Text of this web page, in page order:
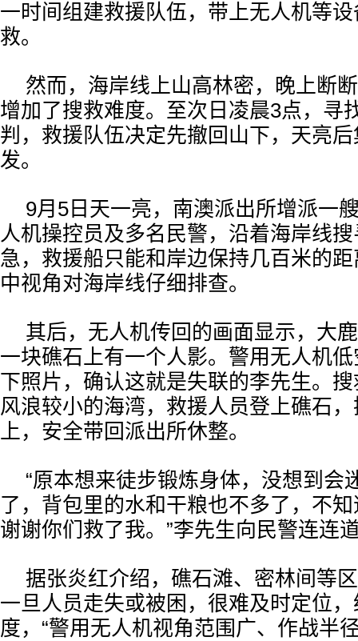
一时间组建救援队伍，带上无人机等
救。
然而，海岸线上山高林密，晚上断
增加了搜救难度。至次日凌晨3点，寻
判，救援队伍决定先撤回山下，天亮
发。
9月5日天一亮，南澳派出所增派一
人机操控员及多名民警，沿着海岸线
急，救援船只能和岸边保持几百米的
中视角对海岸线仔细排查。
其后，无人机传回的画面显示，大
一块礁石上有一个人影。警用无人机
下照片，确认这就是失联的李先生。
风浪较小的海湾，救援人员登上礁石
上，安全带回派出所休整。
“原本想来徒步锻炼身体，没想到会
了，背包里的水和干粮也不多了，不
谢谢你们救了我。”李先生向民警连连
据张炎红介绍，礁石滩、密林间等
一旦人员走失或被困，很难及时定位
度，“警用无人机视角范围广、作战半